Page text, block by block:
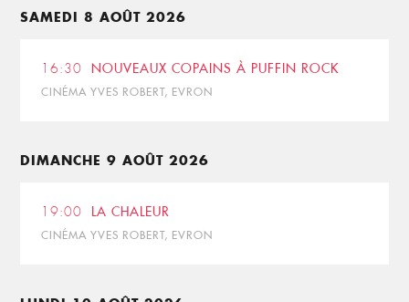
SAMEDI 8 AOÛT 2026
16:30 NOUVEAUX COPAINS À PUFFIN ROCK
CINÉMA YVES ROBERT, EVRON
DIMANCHE 9 AOÛT 2026
19:00 LA CHALEUR
CINÉMA YVES ROBERT, EVRON